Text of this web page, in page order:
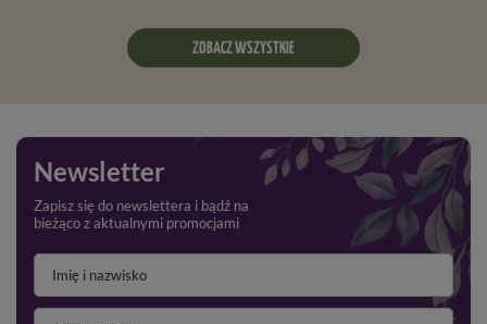
ZOBACZ WSZYSTKIE
Newsletter
Zapisz się do newslettera i bądź na
bieżąco z aktualnymi promocjami